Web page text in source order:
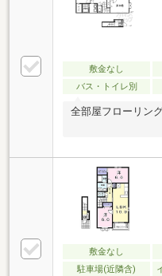
敷金なし
バス・トイレ別
全部屋フローリン
敷金なし
駐車場(近隣含)